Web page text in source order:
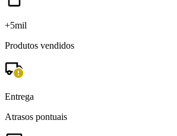
+5mil
Produtos vendidos
Entrega
Atrasos pontuais